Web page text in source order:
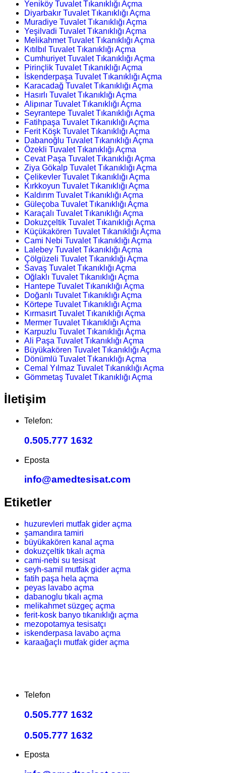
Yeniköy Tuvalet Tıkanıklığı Açma
Diyarbakır Tuvalet Tıkanıklığı Açma
Muradiye Tuvalet Tıkanıklığı Açma
Yeşilvadi Tuvalet Tıkanıklığı Açma
Melikahmet Tuvalet Tıkanıklığı Açma
Kıtılbıl Tuvalet Tıkanıklığı Açma
Cumhuriyet Tuvalet Tıkanıklığı Açma
Pirinçlik Tuvalet Tıkanıklığı Açma
İskenderpaşa Tuvalet Tıkanıklığı Açma
Karacadağ Tuvalet Tıkanıklığı Açma
Hasırlı Tuvalet Tıkanıklığı Açma
Alipınar Tuvalet Tıkanıklığı Açma
Seyrantepe Tuvalet Tıkanıklığı Açma
Fatihpaşa Tuvalet Tıkanıklığı Açma
Ferit Köşk Tuvalet Tıkanıklığı Açma
Dabanoğlu Tuvalet Tıkanıklığı Açma
Özekli Tuvalet Tıkanıklığı Açma
Cevat Paşa Tuvalet Tıkanıklığı Açma
Ziya Gökalp Tuvalet Tıkanıklığı Açma
Çelikevler Tuvalet Tıkanıklığı Açma
Kırkkoyun Tuvalet Tıkanıklığı Açma
Kaldırım Tuvalet Tıkanıklığı Açma
Güleçoba Tuvalet Tıkanıklığı Açma
Karaçalı Tuvalet Tıkanıklığı Açma
Dokuzçeltik Tuvalet Tıkanıklığı Açma
Küçükakören Tuvalet Tıkanıklığı Açma
Cami Nebi Tuvalet Tıkanıklığı Açma
Lalebey Tuvalet Tıkanıklığı Açma
Çölgüzeli Tuvalet Tıkanıklığı Açma
Savaş Tuvalet Tıkanıklığı Açma
Oğlaklı Tuvalet Tıkanıklığı Açma
Hantepe Tuvalet Tıkanıklığı Açma
Doğanlı Tuvalet Tıkanıklığı Açma
Körtepe Tuvalet Tıkanıklığı Açma
Kırmasırt Tuvalet Tıkanıklığı Açma
Mermer Tuvalet Tıkanıklığı Açma
Karpuzlu Tuvalet Tıkanıklığı Açma
Ali Paşa Tuvalet Tıkanıklığı Açma
Büyükakören Tuvalet Tıkanıklığı Açma
Dönümlü Tuvalet Tıkanıklığı Açma
Cemal Yılmaz Tuvalet Tıkanıklığı Açma
Gömmetaş Tuvalet Tıkanıklığı Açma
İletişim
Telefon:
0.505.777 1632
Eposta
info@amedtesisat.com
Etiketler
huzurevleri mutfak gider açma
şamandıra tamiri
büyükakören kanal açma
dokuzçeltik tıkalı açma
cami-nebi su tesisat
seyh-samil mutfak gider açma
fatih paşa hela açma
peyas lavabo açma
dabanoglu tıkalı açma
melikahmet süzgeç açma
ferit-kosk banyo tıkanıklığı açma
mezopotamya tesisatçı
iskenderpasa lavabo açma
karaağaçlı mutfak gider açma
Telefon
0.505.777 1632
0.505.777 1632
Eposta